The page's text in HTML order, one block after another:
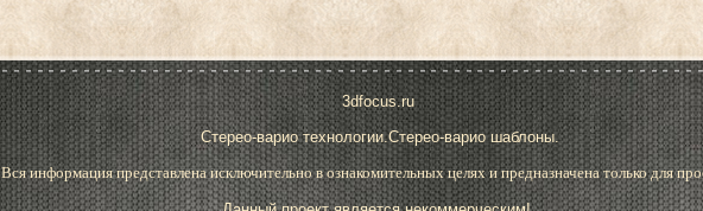
3dfocus.ru
Стерео-варио технологии.Стерео-варио шаблоны.
Вся информация представлена исключительно в ознакомительных целях и предназначена только для